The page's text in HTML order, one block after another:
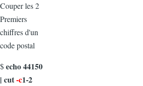
Couper les 2
Premiers
chiffres d'un
code postal
$echo 44150
| cut-c1-2